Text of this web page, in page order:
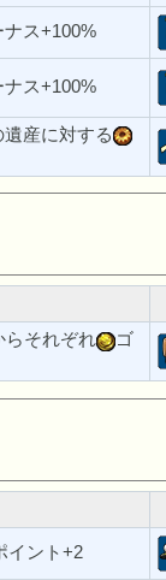
ス+100%
ス+100%
産に対する
らそれぞれ
ゴ
イント+2